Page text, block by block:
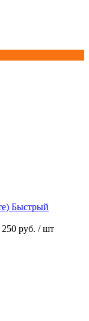
Быстрый
250 руб. / шт